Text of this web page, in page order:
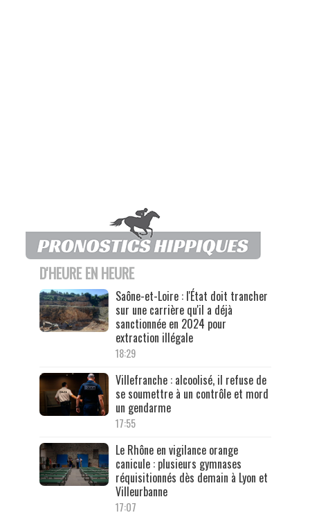
D'HEURE EN HEURE
Saône-et-Loire : l'État doit trancher
sur une carrière qu'il a déjà
sanctionnée en 2024 pour
extraction illégale
18:29
Villefranche : alcoolisé, il refuse de
se soumettre à un contrôle et mord
un gendarme
17:55
Le Rhône en vigilance orange
canicule : plusieurs gymnases
réquisitionnés dès demain à Lyon et
Villeurbanne
17:07